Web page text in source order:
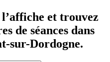
et trouvez
de séances dans
sur-Dordogne.